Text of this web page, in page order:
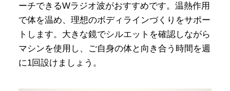
ーチできるWラジオ波がおすすめです。温熱作用
で体を温め、理想のボディラインづくりをサポー
トします。大きな鏡でシルエットを確認しながら
マシンを使用し、ご自身の体と向き合う時間を週
に1回設けましょう。